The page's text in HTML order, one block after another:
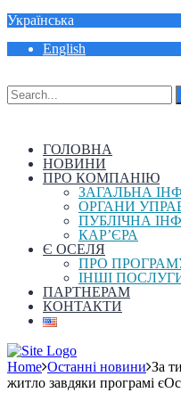
Українська
English
ГОЛОВНА
НОВИНИ
ПРО КОМПАНІЮ
ЗАГАЛЬНА
ОРГАНИ
ПУБЛІЧНА
КАР’ЄРА
Є ОСЕЛЯ
ПРО
ІНШІ
ПАРТНЕРАМ
КОНТАКТИ
Home Останні новини За
житло завдяки програмі